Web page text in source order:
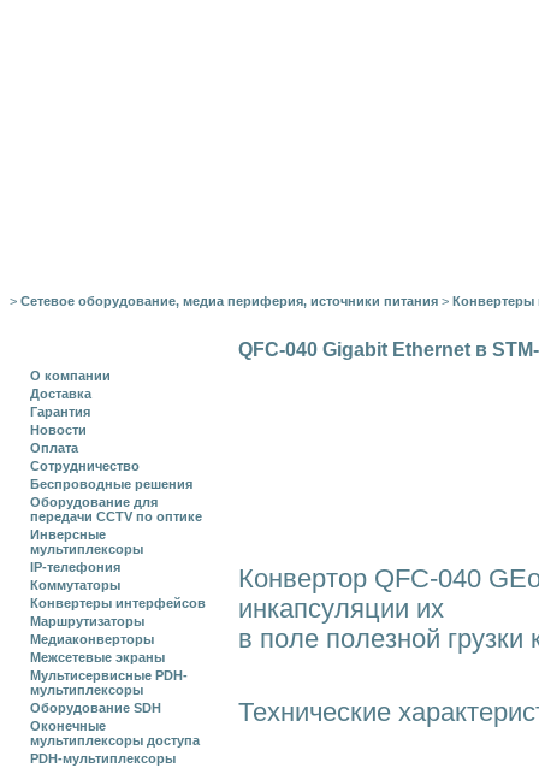
> Сетевое оборудование, медиа периферия, источники питания > Конвертеры
О компании
Доставка
Гарантия
Новости
Оплата
Сотрудничество
Беспроводные решения
Оборудование для
передачи CCTV по оптике
Инверсные
мультиплексоры
IP-телефония
Коммутаторы
Конвертеры интерфейсов
Маршрутизаторы
Медиаконверторы
Межсетевые экраны
Мультисервисные PDH-
мультиплексоры
Оборудование SDH
Оконечные
мультиплексоры доступа
PDH-мультиплексоры
QFC-040 Gigabit Ethernet в
Конвертор QFC-040
инкапсуляции их
в поле полезной
Технические